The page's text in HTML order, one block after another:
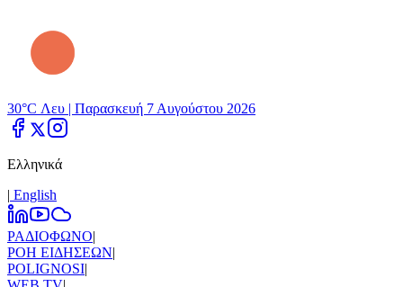
30°C Λευ | Παρασκευή 7 Αυγούστου 2026
Ελληνικά
| Εnglish
ΡΑΔΙΟΦΩΝΟ|
ΡΟΗ ΕΙΔΗΣΕΩΝ|
POLIGNOSI|